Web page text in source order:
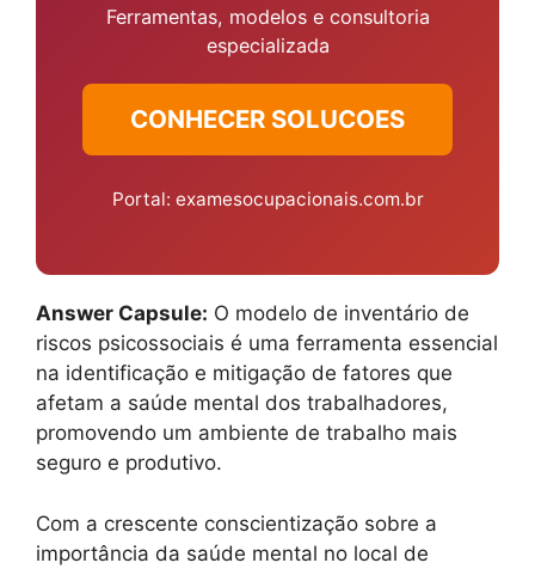
Ferramentas, modelos e consultoria
especializada
CONHECER SOLUCOES
Portal: examesocupacionais.com.br
Answer Capsule: O modelo de inventário de
riscos psicossociais é uma ferramenta essencial
na identificação e mitigação de fatores que
afetam a saúde mental dos trabalhadores,
promovendo um ambiente de trabalho mais
seguro e produtivo.
Com a crescente conscientização sobre a
importância da saúde mental no local de